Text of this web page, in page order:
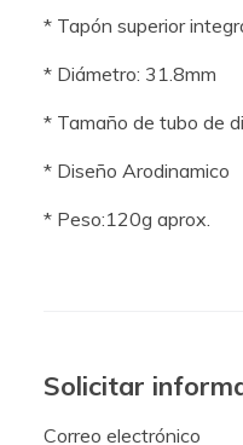
* Tapón superior
* Diámetro: 31.8mm
* Tamaño de tubo de
* Diseño Arodinamico
* Peso:120g aprox.
Solicitar
Correo electrónico